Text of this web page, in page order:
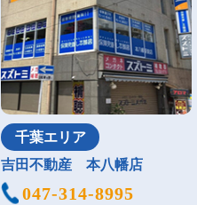
千葉エリア
吉田不動産 本八幡店
047-314-8995